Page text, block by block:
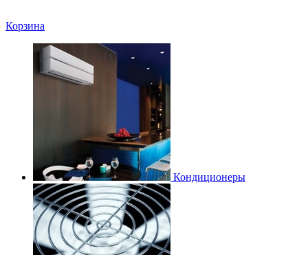
Корзина
Кондиционеры